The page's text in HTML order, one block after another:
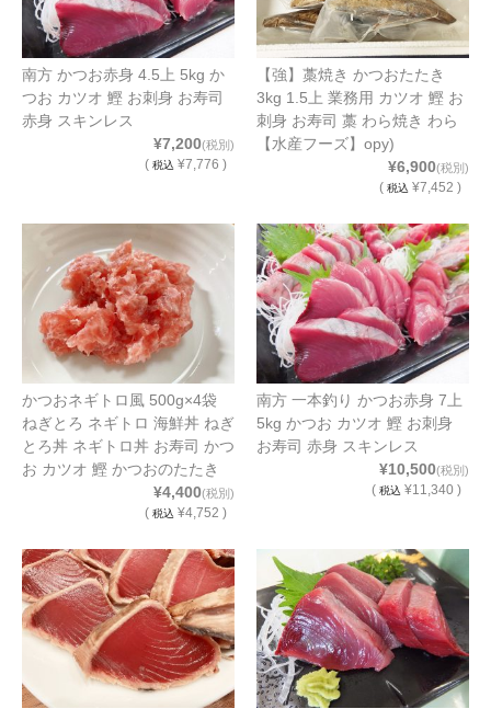
南方 かつお赤身 4.5上 5kg か
つお カツオ 鰹 お刺身 お寿司
赤身 スキンレス
¥7,200(税別)
( 税込 ¥7,776 )
【強】藁焼き かつおたたき
3kg 1.5上 業務用 カツオ 鰹 お
刺身 お寿司 藁 わら焼き わら
【水産フーズ】opy)
¥6,900(税別)
( 税込 ¥7,452 )
かつおネギトロ風 500g×4袋
ねぎとろ ネギトロ 海鮮丼 ねぎ
とろ丼 ネギトロ丼 お寿司 かつ
お カツオ 鰹 かつおのたたき
¥4,400(税別)
( 税込 ¥4,752 )
南方 一本釣り かつお赤身 7上
5kg かつお カツオ 鰹 お刺身
お寿司 赤身 スキンレス
¥10,500(税別)
( 税込 ¥11,340 )